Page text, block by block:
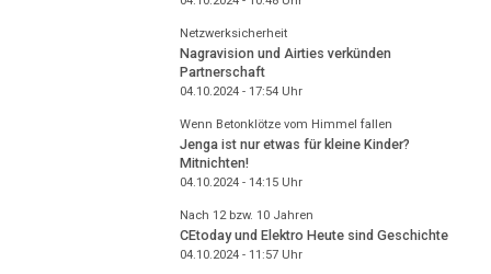
Netzwerksicherheit
Nagravision und Airties verkünden
Partnerschaft
04.10.2024 - 17:54Uhr
Wenn Betonklötze vom Himmel fallen
Jenga ist nur etwas für kleine Kinder?
Mitnichten!
04.10.2024 - 14:15Uhr
Nach 12 bzw. 10 Jahren
CEtoday und Elektro Heute sind Geschichte
04.10.2024 - 11:57Uhr